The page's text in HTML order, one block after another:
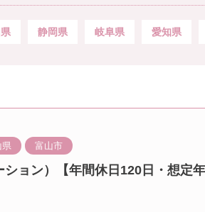
静岡県 岐阜県 愛知県
県 富山市
ョン）【年間休日120日・想定